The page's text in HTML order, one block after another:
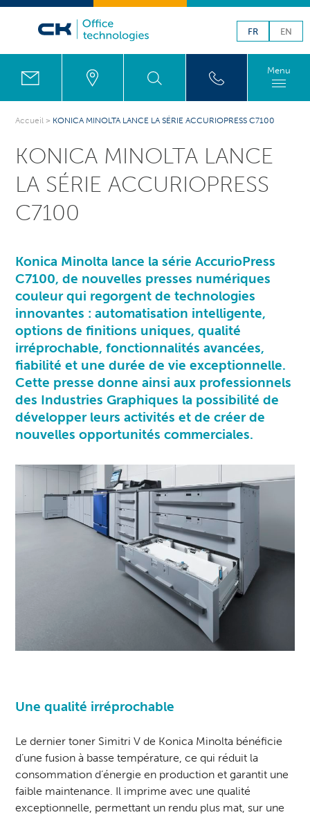
FR EN
Menu
Accueil > KONICA MINOLTA LANCE LA SÉRIE ACCURIOPRESS C7100
KONICA MINOLTA LANCE
LA SÉRIE ACCURIOPRESS
C7100
Konica Minolta lance la série AccurioPress
C7100, de nouvelles presses numériques
couleur qui regorgent de technologies
innovantes : automatisation intelligente,
options de finitions uniques, qualité
irréprochable, fonctionnalités avancées,
fiabilité et une durée de vie exceptionnelle.
Cette presse donne ainsi aux professionnels
des Industries Graphiques la possibilité de
développer leurs activités et de créer de
nouvelles opportunités commerciales.
Une qualité irréprochable
Le dernier toner Simitri V de Konica Minolta bénéficie
d’une fusion à basse température, ce qui réduit la
consommation d’énergie en production et garantit une
faible maintenance. Il imprime avec une qualité
exceptionnelle, permettant un rendu plus mat, sur une